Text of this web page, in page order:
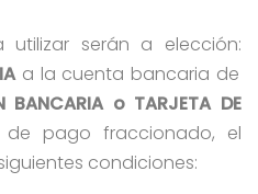
serán a elección:
a la cuenta bancaria de
BANCARIA o TARJETA DE
de pago fraccionado, el
condiciones: